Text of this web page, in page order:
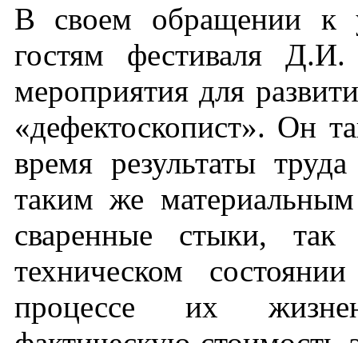
В своем обращении к
гостям фестиваля
мероприятия для
«дефектоскопист». Он
время результаты
таким же
сваренные стыки,
техническом
процессе их